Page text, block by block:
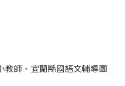
教師、宜蘭縣國語文輔導團